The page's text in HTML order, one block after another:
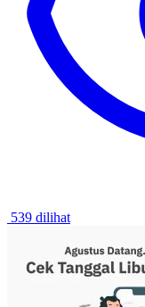
539 dilihat